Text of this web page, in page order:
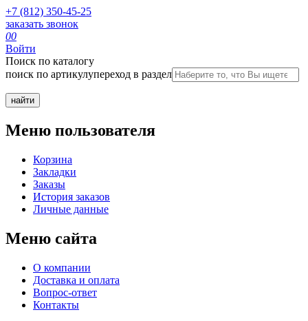
+7 (812) 350-45-25
заказать звонок
00
Войти
Поиск по каталогу
поиск по артикулупереход в раздел
Меню пользователя
Корзина
Закладки
Заказы
История заказов
Личные данные
Меню сайта
О компании
Доставка и оплата
Вопрос-ответ
Контакты